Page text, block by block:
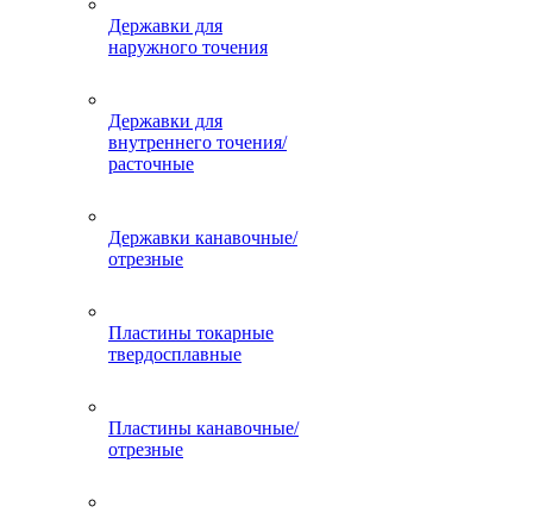
Державки для
наружного точения
Державки для
внутреннего точения/
расточные
Державки канавочные/
отрезные
Пластины токарные
твердосплавные
Пластины канавочные/
отрезные